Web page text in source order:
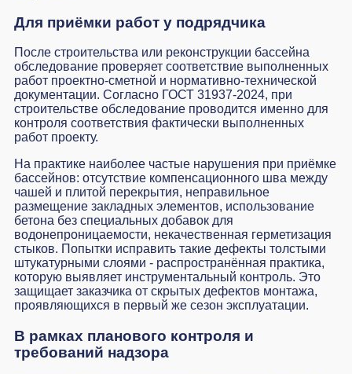
Для приёмки работ у подрядчика
После строительства или реконструкции бассейна
обследование проверяет соответствие выполненных
работ проектно-сметной и нормативно-технической
документации. Согласно ГОСТ 31937-2024, при
строительстве обследование проводится именно для
контроля соответствия фактически выполненных
работ проекту.
На практике наиболее частые нарушения при приёмке
бассейнов: отсутствие компенсационного шва между
чашей и плитой перекрытия, неправильное
размещение закладных элементов, использование
бетона без специальных добавок для
водонепроницаемости, некачественная герметизация
стыков. Попытки исправить такие дефекты толстыми
штукатурными слоями - распространённая практика,
которую выявляет инструментальный контроль. Это
защищает заказчика от скрытых дефектов монтажа,
проявляющихся в первый же сезон эксплуатации.
В рамках планового контроля и
требований надзора